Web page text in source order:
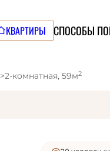
КВАРТИРЫ СПОСОБЫ
>2-комнатная, 59м2